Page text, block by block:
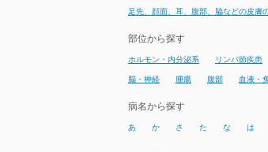
足先、顔面、耳、腹部、脇などの皮膚
部位から探す
ホルモン・内分泌系 リンパ節疾患
脳・神経 腫瘍 腹部 血液・
病名から探す
あ か さ た な は